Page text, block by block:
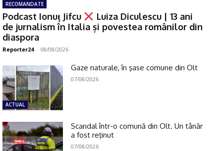
RECOMANDATE
Podcast Ionuţ Jifcu
Luiza Diculescu | 13 ani
de jurnalism în Italia și povestea românilor din
diaspora
Reporter24 - 08/08/2026
ACTUAL
Gaze naturale, în şase comune din Olt
07/08/2026
Scandal într-o comună din Olt. Un tânăr
a fost reţinut
07/08/2026